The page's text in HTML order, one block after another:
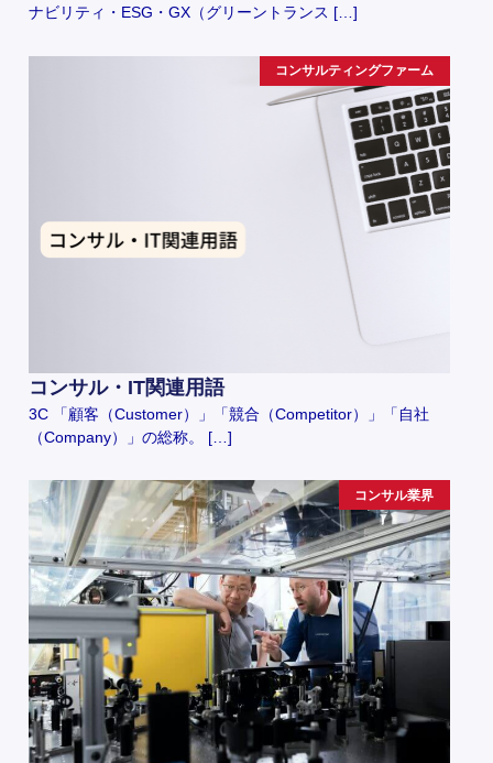
ナビリティ・ESG・GX（グリーントランス […]
コンサルティングファーム
コンサル・IT関連用語
3C 「顧客（Customer）」「競合（Competitor）」「自社
（Company）」の総称。 […]
コンサル業界